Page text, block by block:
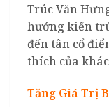
Trúc Văn
hướng kiến
đến tân cổ
thích của
Tăng Giá Trị